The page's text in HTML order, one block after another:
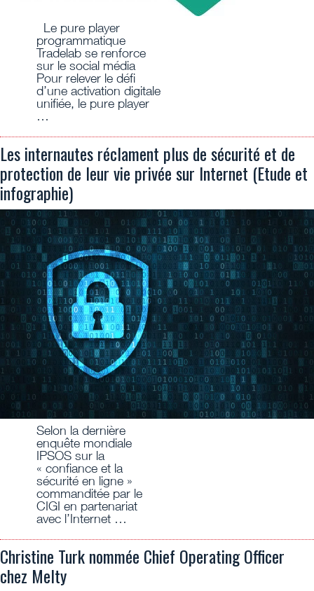
Le pure player
programmatique
Tradelab se renforce
sur le social média
Pour relever le défi
d’une activation digitale
unifiée, le pure player
…
Les internautes réclament plus de sécurité et de
protection de leur vie privée sur Internet (Etude et
infographie)
Selon la dernière
enquête mondiale
IPSOS sur la
« confiance et la
sécurité en ligne »
commanditée par le
CIGI en partenariat
avec l’Internet …
Christine Turk nommée Chief Operating Officer
chez Melty